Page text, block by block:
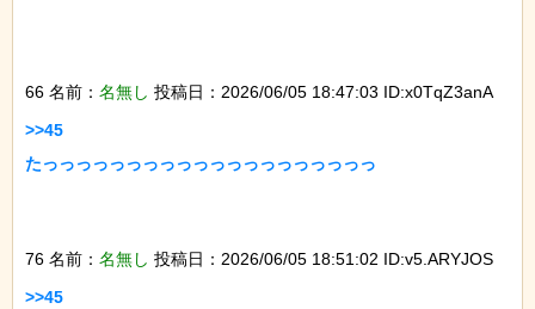
66 名前： 名無し 投稿日：2026/06/05 18:47:03 ID:x0TqZ3anA
>>45
たっっっっっっっっっっっっっっっっっっっっ
76 名前： 名無し 投稿日：2026/06/05 18:51:02 ID:v5.ARYJOS
>>45